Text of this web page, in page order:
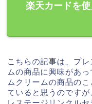
楽天カードを
こちらの記事は、プ
ムの商品に興味があ
ムクリームの商品の
ていると思うのです